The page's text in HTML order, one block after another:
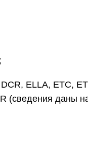
;
DCR, ELLA, ЕТС,
(сведения даны